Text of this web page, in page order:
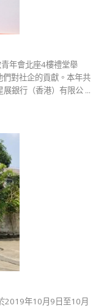
年會北座4樓禮堂舉
對社企的貢獻。本年共
銀行（香港）有限公 ...
2019年10月9日至10月